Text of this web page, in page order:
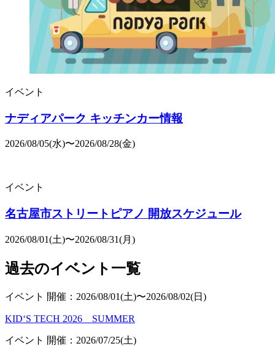
イベント
ナディアパーク キッチンカー情報
2026/08/05(水)〜2026/08/28(金)
イベント
名古屋市ストリートピアノ 開放スケジュール
2026/08/01(土)〜2026/08/31(月)
過去のイベント一覧
イベント 開催：2026/08/01(土)〜2026/08/02(日)
KID‘S TECH 2026 SUMMER
イベント 開催：2026/07/25(土)